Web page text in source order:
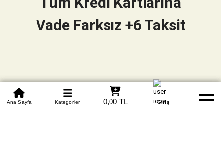
0850 305 09 70
Beden Tablosu Banka Hesapları Whatsapp Yardım
Ana Sayfa Kategoriler 0,00 TL Giriş
Vade Farksız +6 Taksit